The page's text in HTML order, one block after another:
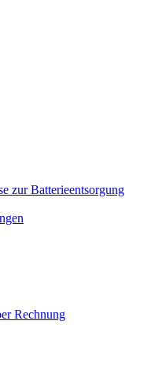
zur Batterieentsorgung
Rechnung